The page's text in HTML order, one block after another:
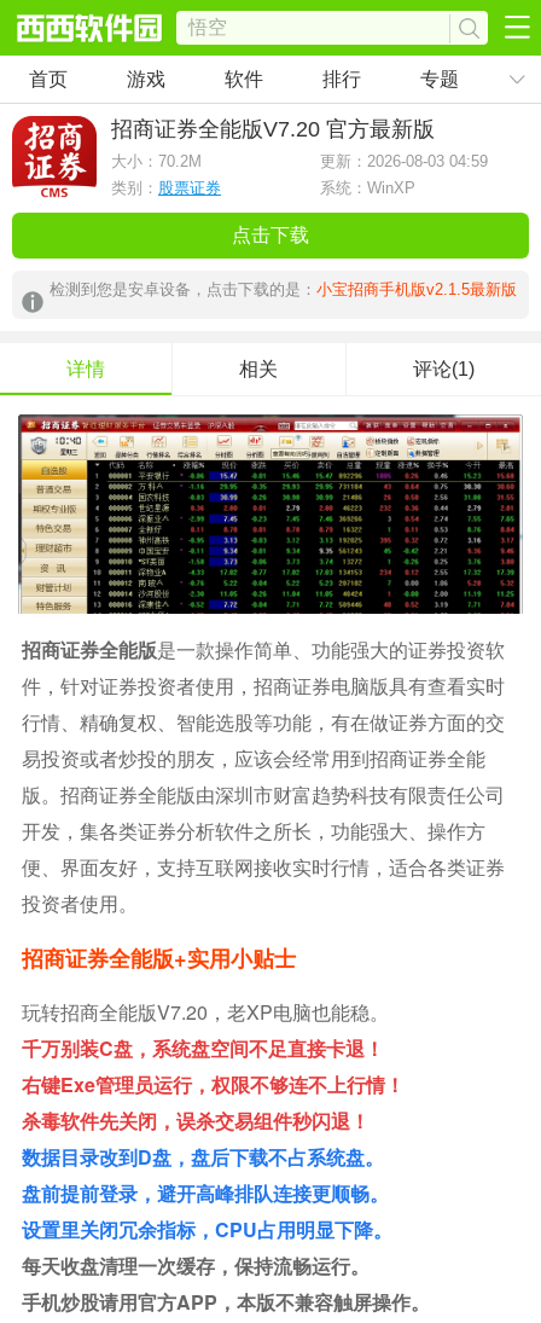
首页 游戏 软件 排行 专题
招商证券全能版V7.20 官方最新版
大小： 70.2M
更新：2026-08-03 04:59
类别： 股票证券 系统：WinXP
点击下载
检测到您是安卓设备，点击下载的是： 小宝招商手机版v2.1.5最新版
详情 相关 评论(1)
招商证券全能版是一款操作简单、功能强大的证券投资软
件，针对证券投资者使用，招商证券电脑版具有查看实时
行情、精确复权、智能选股等功能，有在做证券方面的交
易投资或者炒投的朋友，应该会经常用到招商证券全能
版。招商证券全能版由深圳市财富趋势科技有限责任公司
开发，集各类证券分析软件之所长，功能强大、操作方
便、界面友好，支持互联网接收实时行情，适合各类证券
投资者使用。
招商证券全能版+实用小贴士
玩转招商全能版V7.20，老XP电脑也能稳。
千万别装C盘，系统盘空间不足直接卡退！
右键exe管理员运行，权限不够连不上行情！
杀毒软件先关闭，误杀交易组件秒闪退！
数据目录改到D盘，盘后下载不占系统盘。
盘前提前登录，避开高峰排队连接更顺畅。
设置里关闭冗余指标，CPU占用明显下降。
每天收盘清理一次缓存，保持流畅运行。
手机炒股请用官方APP，本版不兼容触屏操作。